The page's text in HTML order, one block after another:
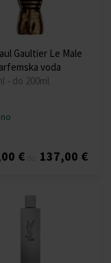
Gaultier Le Male
voda
- do 200ml
€ 137,00 €